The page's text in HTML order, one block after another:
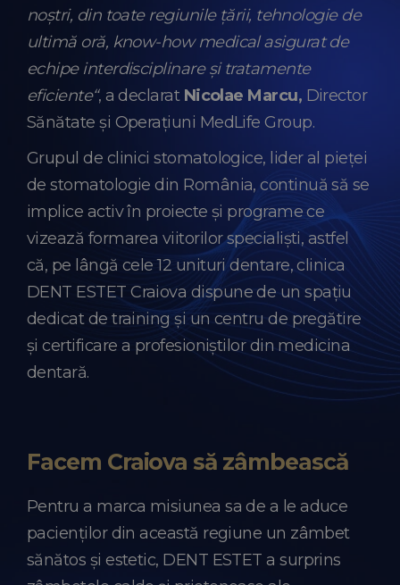
noștri, din toate regiunile țării, tehnologie de
ultimă oră, know-how medical asigurat de
echipe interdisciplinare și tratamente
eficiente“, a declarat Nicolae Marcu, Director
Sănătate și Operațiuni MedLife Group.
Grupul de clinici stomatologice, lider al pieței
de stomatologie din România, continuă să se
implice activ în proiecte și programe ce
vizează formarea viitorilor specialiști, astfel
că, pe lângă cele 12 unituri dentare, clinica
DENT ESTET Craiova dispune de un spațiu
dedicat de training și un centru de pregătire
și certificare a profesioniștilor din medicina
dentară.
Facem Craiova să zâmbească
Pentru a marca misiunea sa de a le aduce
pacienților din această regiune un zâmbet
sănătos și estetic, DENT ESTET a surprins